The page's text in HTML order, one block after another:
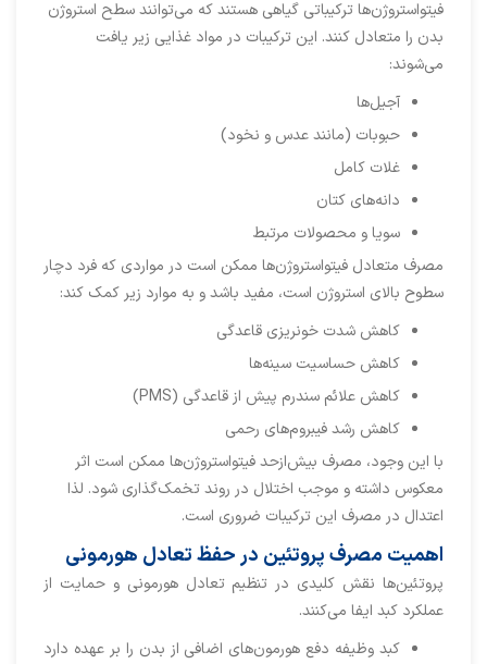
فیتواستروژن‌ها ترکیباتی گیاهی هستند که می‌توانند سطح استروژن
بدن را متعادل کنند. این ترکیبات در مواد غذایی زیر یافت
می‌شوند:
آجیل‌ها
حبوبات (مانند عدس و نخود)
غلات کامل
دانه‌های کتان
سویا و محصولات مرتبط
مصرف متعادل فیتواستروژن‌ها ممکن است در مواردی که فرد دچار
سطوح بالای استروژن است، مفید باشد و به موارد زیر کمک کند:
کاهش شدت خونریزی قاعدگی
کاهش حساسیت سینه‌ها
کاهش علائم سندرم پیش از قاعدگی (PMS)
کاهش رشد فیبروم‌های رحمی
با این وجود، مصرف بیش‌ازحد فیتواستروژن‌ها ممکن است اثر
معکوس داشته و موجب اختلال در روند تخمک‌گذاری شود. لذا
اعتدال در مصرف این ترکیبات ضروری است.
اهمیت مصرف پروتئین در حفظ تعادل هورمونی
پروتئین‌ها نقش کلیدی در تنظیم تعادل هورمونی و حمایت از
عملکرد کبد ایفا می‌کنند.
کبد وظیفه دفع هورمون‌های اضافی از بدن را بر عهده دارد